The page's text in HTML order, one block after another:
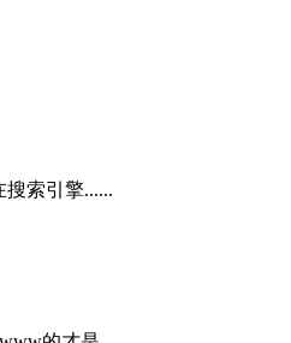
索引擎......